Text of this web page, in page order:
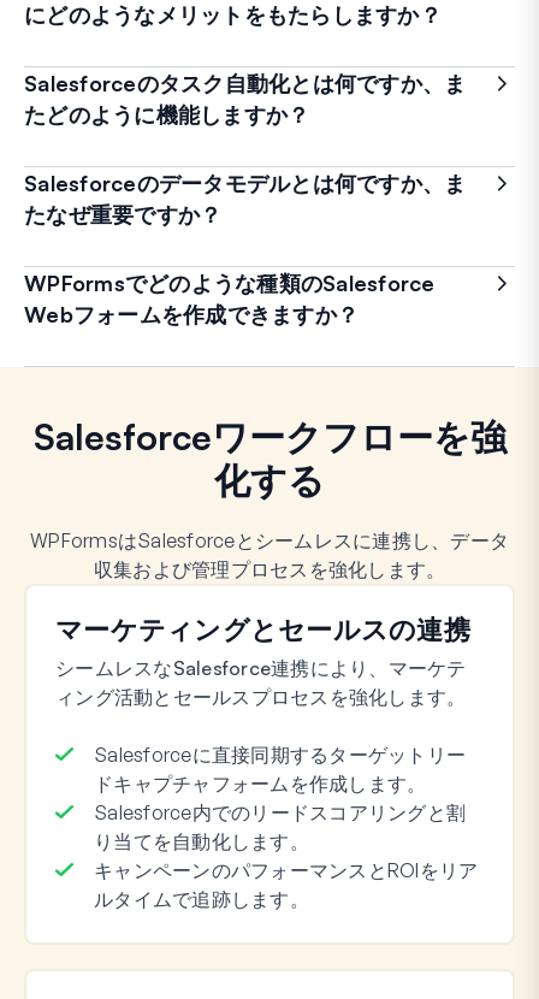
にどのようなメリットをもたらしますか？
Salesforceのタスク自動化とは何ですか、ま
たどのように機能しますか？
Salesforceのデータモデルとは何ですか、ま
たなぜ重要ですか？
WPFormsでどのような種類のSalesforce
Webフォームを作成できますか？
Salesforceワークフローを強
化する
WPFormsはSalesforceとシームレスに連携し、データ
収集および管理プロセスを強化します。
マーケティングとセールスの連携
シームレスなSalesforce連携により、マーケテ
ィング活動とセールスプロセスを強化します。
Salesforceに直接同期するターゲットリー
ドキャプチャフォームを作成します。
Salesforce内でのリードスコアリングと割
り当てを自動化します。
キャンペーンのパフォーマンスとROIをリア
ルタイムで追跡します。